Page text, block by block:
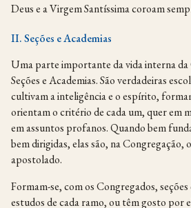
Deus e a Virgem Santíssima coroam
II. Seções e Academias
Uma parte importante da vida interna da
Seções e Academias. São verdadeiras
cultivam a inteligência e o espírito,
orientam o critério de cada um, quer em
em assuntos profanos. Quando bem
bem dirigidas, elas são, na
apostolado.
Formam-se, com os Congregados, seções
estudos de cada ramo, ou têm gosto por